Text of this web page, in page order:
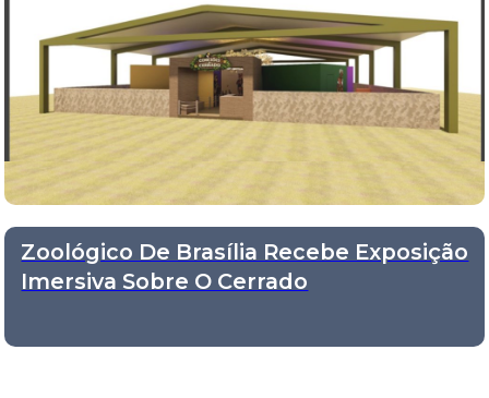
Zoológico De Brasília Recebe Exposição
Imersiva Sobre O Cerrado